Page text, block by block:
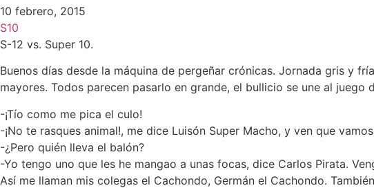
10 febrero, 2015
S10
S-12 vs. Super 10.
Buenos días desde la máquina de pergeñar crónicas. Jornada gris y
mayores. Todos parecen pasarlo en grande, el bullicio se une al
-¡Tío como me pica el culo!
-¡No te rasques animal!, me dice Luisón Super Macho, y ven que
-¿Pero quién lleva el balón?
-Yo tengo uno que les he mangao a unas focas, dice Carlos Pirata.
Así me llaman mis colegas el Cachondo, Germán el Cachondo.